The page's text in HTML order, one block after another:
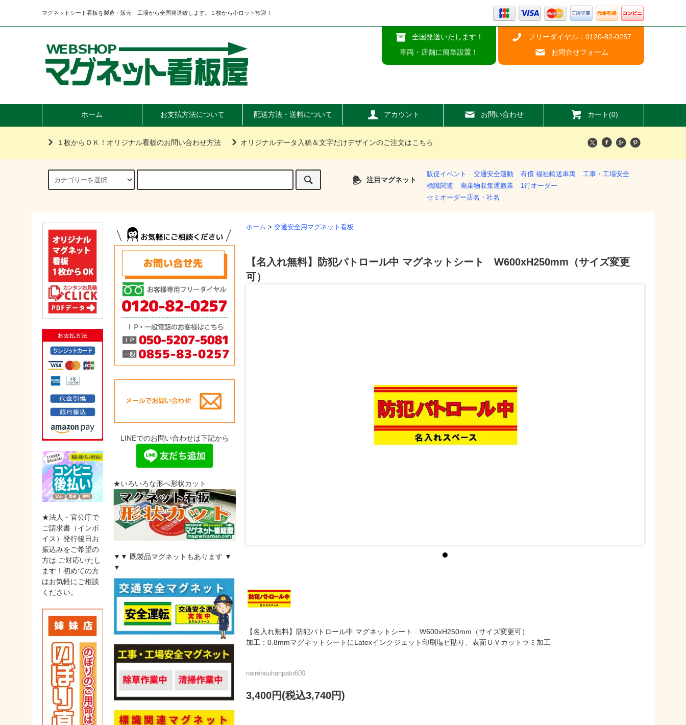
マグネットシート看板を製造・販売 工場から全国発送致します。１枚から小ロット歓迎！
全国発送いたします！
車両・店舗に簡単設置！
フリーダイヤル：0120-82-0257
お問合せフォーム
ホーム お支払方法について 配送方法・送料について アカウント お問い合わせ カート(0)
１枚からＯＫ！オリジナル看板のお問い合わせ方法 オリジナルデータ入稿＆文字だけデザインのご注文はこちら
注目マグネット
販促イベント 交通安全運動 有償 福祉輸送車両
工事・工場安全
標識関連
廃棄物収集運搬業
1行オーダー
セミオーダー店名・社名
★法人・官公庁で
ご請求書（インボ
イス）発行後日お
振込みをご希望の
方は ご対応いたし
ます！初めての方
はお気軽にご相談
ください。
ホーム > 交通安全用マグネット看板
【名入れ無料】防犯パトロール中 マグネットシート W600xH250mm（サイズ変更
可）
【名入れ無料】防犯パトロール中 マグネットシート W600xH250mm（サイズ変更可）
加工：0.8mmマグネットシートにLatexインクジェット印刷塩ビ貼り、表面ＵＶカットラミ加工
nairebouhanpato600
3,400円(税込3,740円)
LINEでのお問い合わせは下記から
★いろいろな形へ形状カット
▼▼ 既製品マグネットもあります ▼
▼